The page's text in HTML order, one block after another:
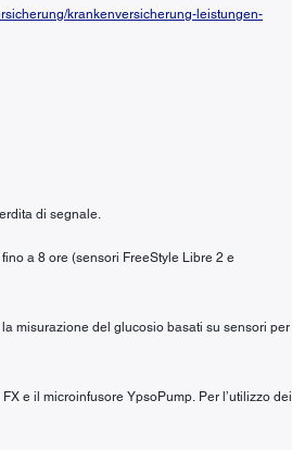
krankenversicherung-leistungen-
di segnale.
a 8 ore (sensori FreeStyle Libre 2 e
misurazione del glucosio basati su sensori per
FX e il microinfusore YpsoPump. Per l’utilizzo dei